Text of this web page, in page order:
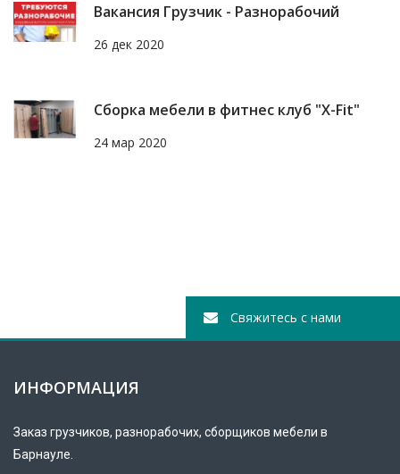
Вакансия Грузчик - Разнорабочий
26 дек 2020
Сборка мебели в фитнес клуб "X-Fit"
24 мар 2020
Свяжитесь с нами
ИНФОРМАЦИЯ
Заказ грузчиков, разнорабочих, сборщиков мебели в
Барнауле.